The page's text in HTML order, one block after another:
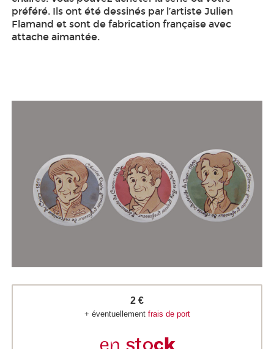
préféré. Ils ont été dessinés par l’artiste Julien
Flamand et sont de fabrication française avec
attache aimantée.
2 €
+ éventuellement frais de port